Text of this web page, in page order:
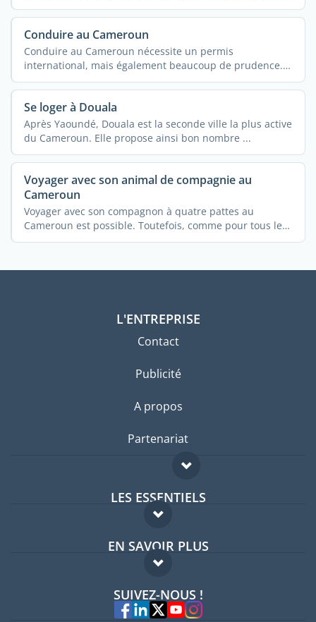
Conduire au Cameroun
Conduire au Cameroun nécessite un permis
international, mais également beaucoup de prudence.
...
Se loger à Douala
Après Yaoundé, Douala est la seconde ville la plus active
du Cameroun. Elle propose ainsi bon nombre ...
Voyager avec son animal de compagnie au
Cameroun
Voyager avec son compagnon à quatre pattes au
Cameroun est possible. Toutefois, comme pour tous les
autres ...
L'ENTREPRISE
Contact
Publicité
A propos
Partenariat
LES ESSENTIELS
Forum expatriés
Guides pays
EN SAVOIR PLUS
FAQ
Experts
SUIVEZ-NOUS !